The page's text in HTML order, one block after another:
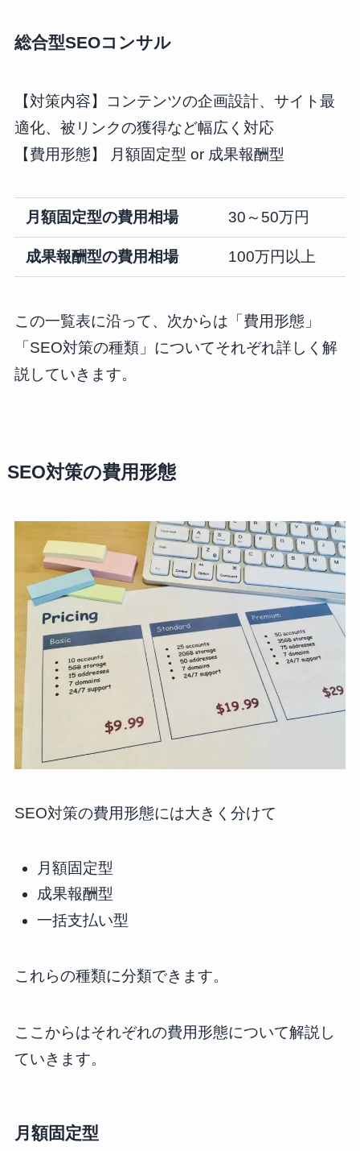
総合型SEOコンサル
【対策内容】コンテンツの企画設計、サイト最
適化、被リンクの獲得など幅広く対応
【費用形態】 月額固定型 or 成果報酬型
月額固定型の費用相場 30～50万円
成果報酬型の費用相場 100万円以上
この一覧表に沿って、次からは「費用形態」
「SEO対策の種類」についてそれぞれ詳しく解
説していきます。
SEO対策の費用形態
SEO対策の費用形態には大きく分けて
月額固定型
成果報酬型
一括支払い型
これらの種類に分類できます。
ここからはそれぞれの費用形態について解説し
ていきます。
月額固定型